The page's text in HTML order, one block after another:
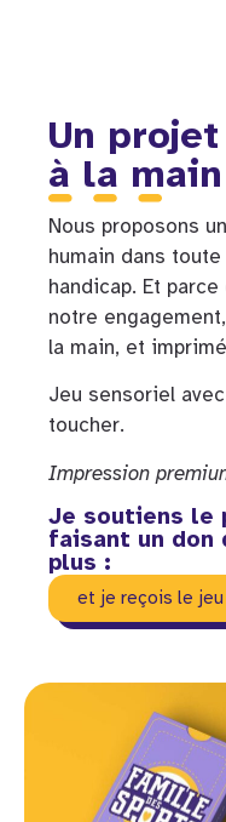
Un
à la main
Nous proposons
humain dans
handicap. Et
notre
la main, et
Jeu sensoriel
toucher.
Impression
Je soutiens le
faisant un don
plus :
et je reçois le jeu